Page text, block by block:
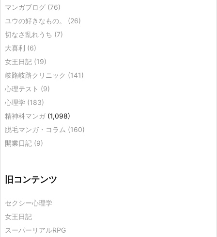
マンガブログ (76)
ユウの好きなもの。 (26)
切なさ乱れうち (7)
大喜利 (6)
女王日記 (19)
岐路岐路クリニック (141)
心理テスト (9)
心理学 (183)
精神科マンガ (1,098)
脱毛マンガ・コラム (160)
開業日記 (9)
旧コンテンツ
セクシー心理学
女王日記
スーパーリアルRPG